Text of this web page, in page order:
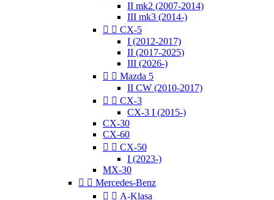
II mk2 (2007-2014)
III mk3 (2014-)
  CX-5
I (2012-2017)
II (2017-2025)
III (2026-)
  Mazda 5
II CW (2010-2017)
  CX-3
CX-3 I (2015-)
CX-30
CX-60
  CX-50
I (2023-)
MX-30
  Mercedes-Benz
  A-Klasa